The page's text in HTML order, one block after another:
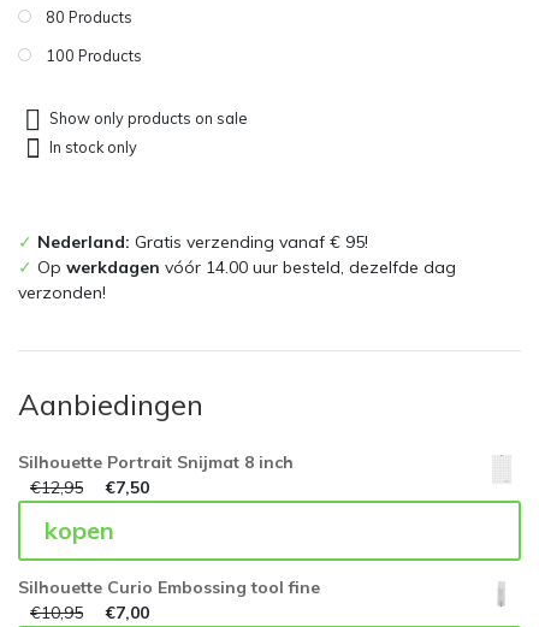
80 Products
100 Products
Show only products on sale
In stock only
✓ Nederland: Gratis verzending vanaf € 95!
✓ Op werkdagen vóór 14.00 uur besteld, dezelfde dag
verzonden!
Aanbiedingen
Silhouette Portrait Snijmat 8 inch
€12,95 €7,50
kopen
Silhouette Curio Embossing tool fine
€10,95 €7,00